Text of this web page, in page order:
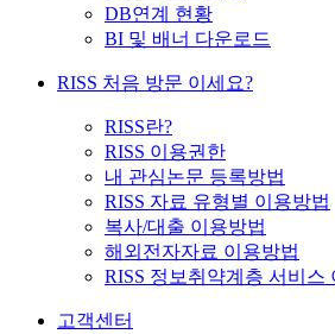
DB연계 현황
BI 및 배너 다운로드
RISS 처음 방문 이세요?
RISS란?
RISS 이용권한
내 관심논문 등록방법
RISS 자료 유형별 이용방법
복사/대출 이용방법
해외전자자료 이용방법
RISS 정보취약계층 서비스
고객센터